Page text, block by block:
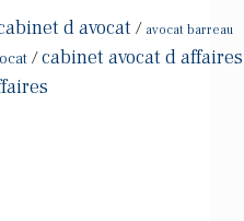
d avocat / avocat barreau
/cabinet avocat d affaires